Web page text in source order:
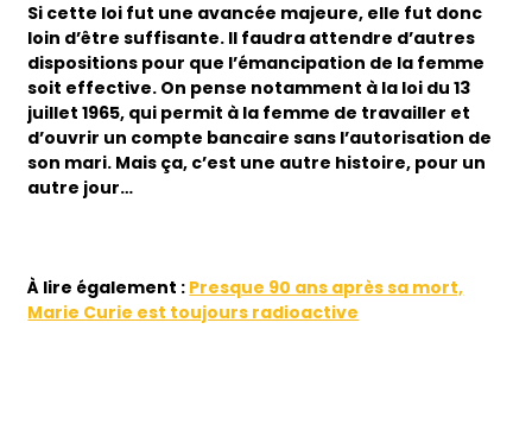
Si cette loi fut une avancée majeure, elle fut donc
loin d’être suffisante. Il faudra attendre d’autres
dispositions pour que l’émancipation de la femme
soit effective. On pense notamment à la loi du 13
juillet 1965, qui permit à la femme de travailler et
d’ouvrir un compte bancaire sans l’autorisation de
son mari. Mais ça, c’est une autre histoire, pour un
autre jour…
À lire également : Presque 90 ans après sa mort,
Marie Curie est toujours radioactive